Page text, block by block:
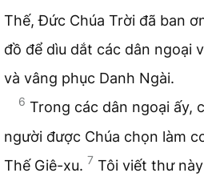
Thế, Đức Chúa Trời đã ban
đồ để dìu dắt các dân ngoại
và vâng phục Danh Ngài.
6 Trong các dân ngoại ấy,
người được Chúa chọn làm
Thế Giê-xu. 7 Tôi viết thư